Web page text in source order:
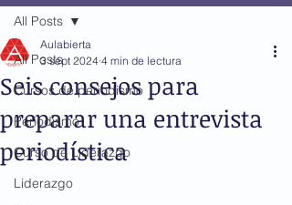
All Posts
Cursos de periodismo
Periodismo
Curso de Liderazgo
Liderazgo
All Posts
Seis consejos para
preparar una entrevista
periodística
Aulabierta
3 sept 2024 4 min de lectura